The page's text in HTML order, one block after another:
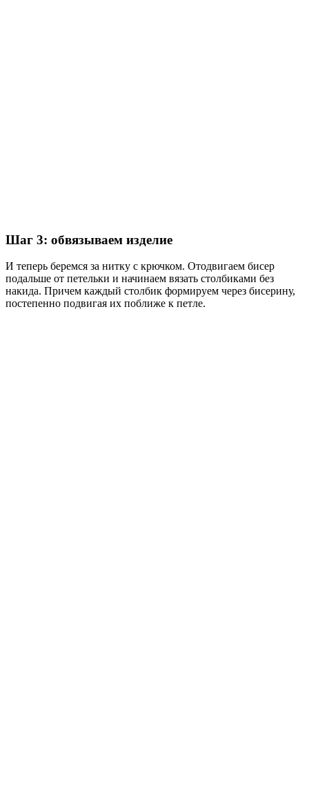
Шаг 3: обвязываем изделие
И теперь беремся за нитку с крючком. Отодвигаем бисер
подальше от петельки и начинаем вязать столбиками без
накида. Причем каждый столбик формируем через бисерину,
постепенно подвигая их поближе к петле.